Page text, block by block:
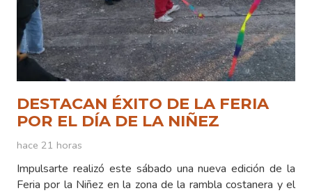
DESTACAN ÉXITO DE LA FERIA
POR EL DÍA DE LA NIÑEZ
hace 21 horas
Impulsarte realizó este sábado una nueva edición de la
Feria por la Niñez en la zona de la rambla costanera y el